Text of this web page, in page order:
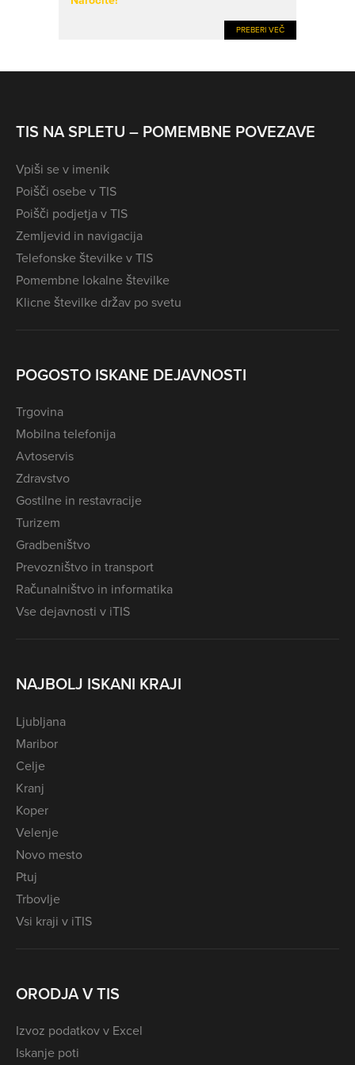
PREBERI VEČ
TIS NA SPLETU – POMEMBNE POVEZAVE
Vpiši se v imenik
Poišči osebe v TIS
Poišči podjetja v TIS
Zemljevid in navigacija
Telefonske številke v TIS
Pomembne lokalne številke
Klicne številke držav po svetu
POGOSTO ISKANE DEJAVNOSTI
Trgovina
Mobilna telefonija
Avtoservis
Zdravstvo
Gostilne in restavracije
Turizem
Gradbeništvo
Prevozništvo in transport
Računalništvo in informatika
Vse dejavnosti v iTIS
NAJBOLJ ISKANI KRAJI
Ljubljana
Maribor
Celje
Kranj
Koper
Velenje
Novo mesto
Ptuj
Trbovlje
Vsi kraji v iTIS
ORODJA V TIS
Izvoz podatkov v Excel
Iskanje poti